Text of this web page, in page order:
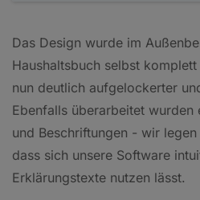
Das Design wurde im
Haushaltsbuch selbst
nun deutlich aufgelockerter
Ebenfalls überarbeitet wurden
und Beschriftungen - wir
dass sich unsere Software
Erklärungstexte nutzen lässt.